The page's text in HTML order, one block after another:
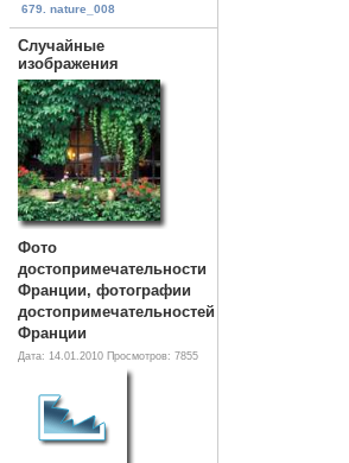
679. nature_008
Случайные
изображения
Фото
достопримечательности
Франции, фотографии
достопримечательностей
Франции
Дата: 14.01.2010 Просмотров: 7855